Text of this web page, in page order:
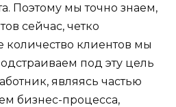
Поэтому мы точно знаем,
сейчас, четко
клиентов мы
под эту цель
являясь частью
бизнес-процесса,